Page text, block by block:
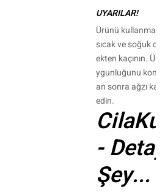
UYARILAR!
Ürünü
sıcak ve soğuk
ekten kaçının.
ygunluğunu
an sonra ağzı
edin.
-
Şey...